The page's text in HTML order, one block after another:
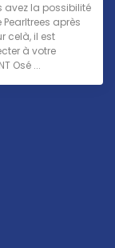
avez la possibilité
après
celà, il est
à votre
Osé ...